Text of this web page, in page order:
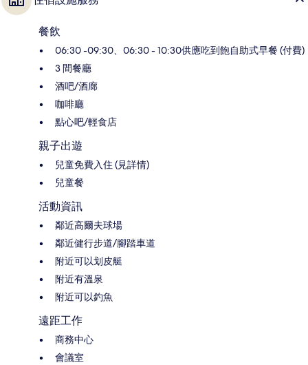
餐飲
06:30 -09:30、06:30 - 10:30供應吃到飽自助式早餐 (付費)
3 間餐廳
酒吧/酒廊
咖啡廳
點心吧/輕食店
親子出遊
兒童免費入住 (見詳情)
兒童餐
活動資訊
鄰近高爾夫球場
鄰近健行步道/腳踏車道
附近可以划皮艇
附近有溫泉
附近可以釣魚
遠距工作
商務中心
會議室